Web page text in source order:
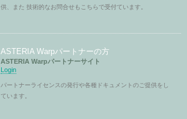
供、また 技術的なお問合せもこちらで受付ています。
ASTERIA Warpパートナーの方
ASTERIA Warpパートナーサイト
Login
パートナーライセンスの発行や各種ドキュメントのご提供をし
ています。